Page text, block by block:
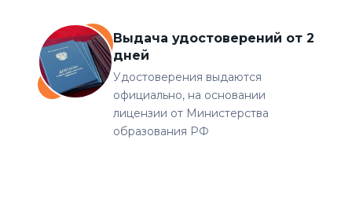
Выдача удостоверений от 2
дней
Удостоверения выдаются
официально, на основании
лицензии от Министерства
образования РФ